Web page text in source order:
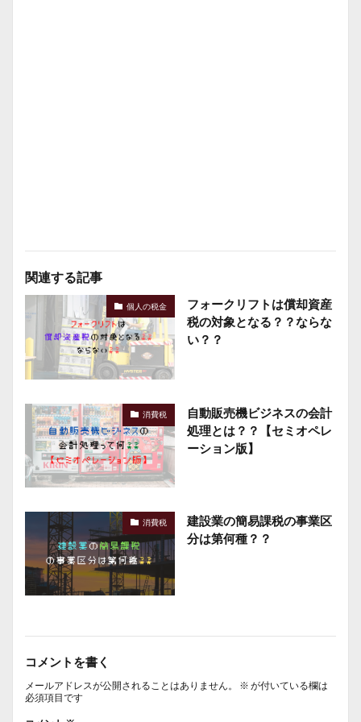
関連する記事
個人の税金
フォークリフトは償却資産
税の対象となる？？ならな
い？？
消費税
自動販売機ビジネスの会計
処理とは？？【セミオペレ
ーション版】
消費税
建設業の簡易課税の事業区
分は第何種？？
コメントを書く
メールアドレスが公開されることはありません。 ※ が付いている欄は
必須項目です